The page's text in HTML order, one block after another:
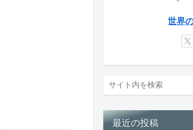
世界
最近の投稿